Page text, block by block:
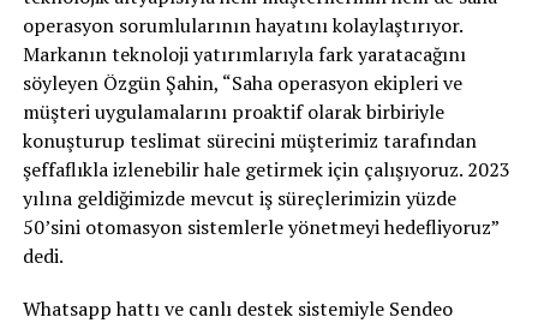
operasyon sorumlularının hayatını kolaylaştırıyor.
Markanın teknoloji yatırımlarıyla fark yaratacağını
söyleyen Özgün Şahin, “Saha operasyon ekipleri ve
müşteri uygulamalarını proaktif olarak birbiriyle
konuşturup teslimat sürecini müşterimiz tarafından
şeffaflıkla izlenebilir hale getirmek için çalışıyoruz. 2023
yılına geldiğimizde mevcut iş süreçlerimizin yüzde
50’sini otomasyon sistemlerle yönetmeyi hedefliyoruz”
dedi.
Whatsapp hattı ve canlı destek sistemiyle Sendeo